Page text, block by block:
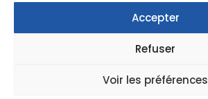
Accepter
Refuser
Voir les préférences
© Copyright Fonction Meuble